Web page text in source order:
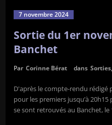
7 novembre 2024
Sortie du 1er
Banchet
Par Corinne Bérat dans Sorties,
D'après le compte-rendu rédigé
pour les premiers jusqu’à
se sont retrouvés au Banchet,